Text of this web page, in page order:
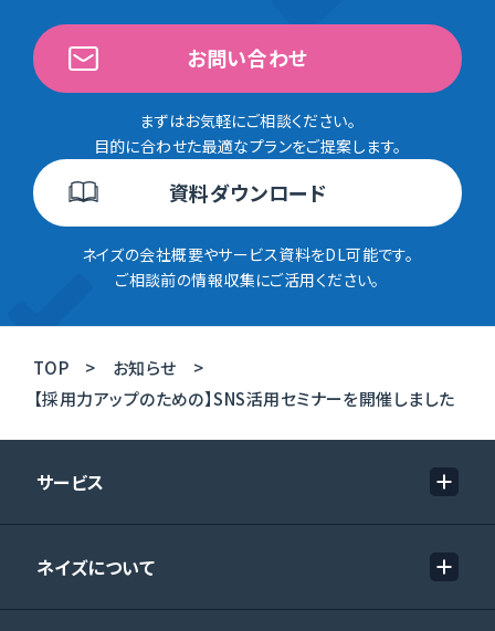
お問い合わせ
まずはお気軽にご相談ください。
目的に合わせた最適なプランをご提案します。
資料ダウンロード
ネイズの会社概要やサービス資料をDL可能です。
ご相談前の情報収集にご活用ください。
TOP
お知らせ
【採用力アップのための】SNS活用セミナーを開催しました
サービス
ネイズについて